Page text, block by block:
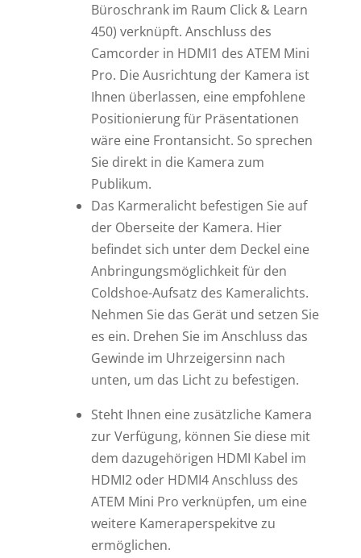
Büroschrank im Raum Click & Learn
450) verknüpft. Anschluss des
Camcorder in HDMI1 des ATEM Mini
Pro. Die Ausrichtung der Kamera ist
Ihnen überlassen, eine empfohlene
Positionierung für Präsentationen
wäre eine Frontansicht. So sprechen
Sie direkt in die Kamera zum
Publikum.
Das Karmeralicht befestigen Sie auf
der Oberseite der Kamera. Hier
befindet sich unter dem Deckel eine
Anbringungsmöglichkeit für den
Coldshoe-Aufsatz des Kameralichts.
Nehmen Sie das Gerät und setzen Sie
es ein. Drehen Sie im Anschluss das
Gewinde im Uhrzeigersinn nach
unten, um das Licht zu befestigen.
Steht Ihnen eine zusätzliche Kamera
zur Verfügung, können Sie diese mit
dem dazugehörigen HDMI Kabel im
HDMI2 oder HDMI4 Anschluss des
ATEM Mini Pro verknüpfen, um eine
weitere Kameraperspekitve zu
ermöglichen.